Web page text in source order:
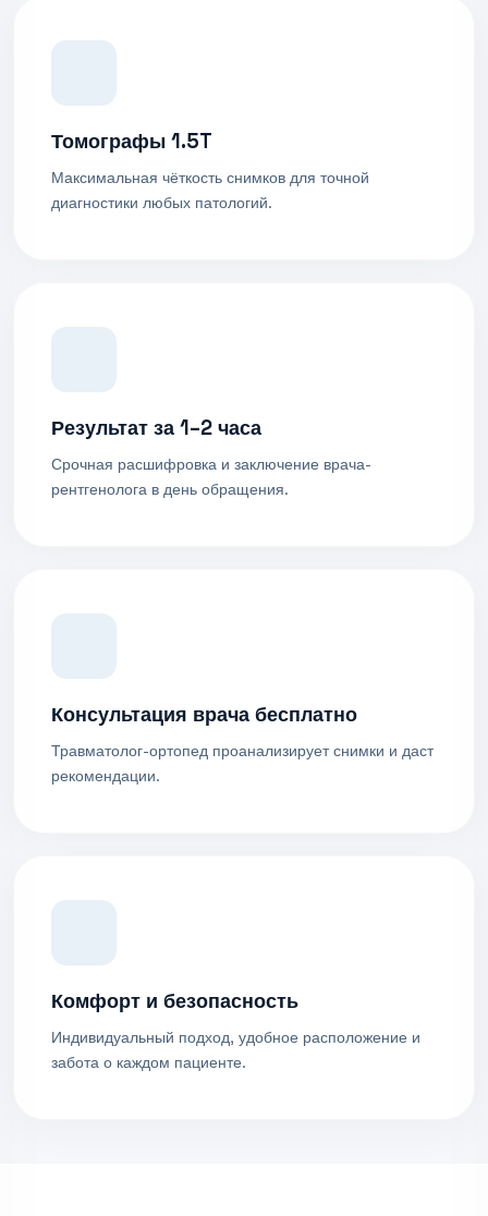
Томографы 1.5T
Максимальная чёткость снимков для точной
диагностики любых патологий.
Результат за 1–2 часа
Срочная расшифровка и заключение врача-
рентгенолога в день обращения.
Консультация врача бесплатно
Травматолог-ортопед проанализирует снимки и даст
рекомендации.
Комфорт и безопасность
Индивидуальный подход, удобное расположение и
забота о каждом пациенте.